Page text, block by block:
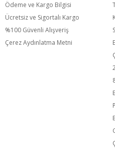
Ödeme ve Kargo Bilgisi
Ücretsiz ve Sigortalı Kargo
%100 Güvenli Alışveriş
Çerez Aydınlatma Metni